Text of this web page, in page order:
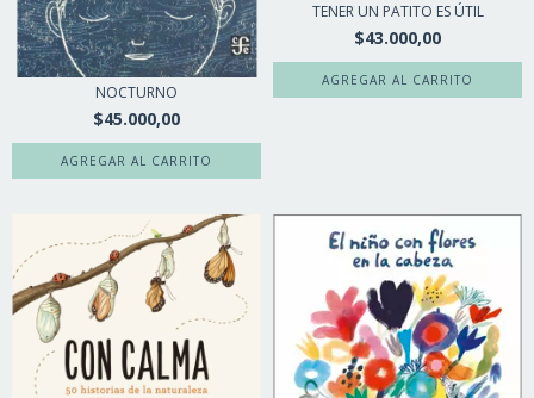
NOCTURNO
$45.000,00
TENER UN PATITO ES ÚTIL
$43.000,00